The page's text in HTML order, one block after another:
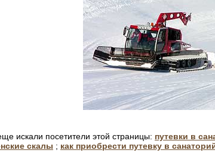
искали посетители этой страницы: путевки в
скалы ; как приобрести путевку в